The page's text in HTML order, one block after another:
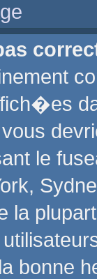
le
la
bonne